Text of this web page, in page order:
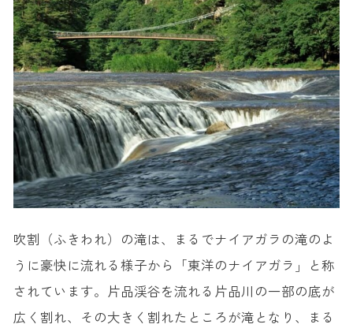
吹割（ふきわれ）の滝は、まるでナイアガラの滝のよ
うに豪快に流れる様子から「東洋のナイアガラ」と称
されています。片品渓谷を流れる片品川の一部の底が
広く割れ、その大きく割れたところが滝となり、まる